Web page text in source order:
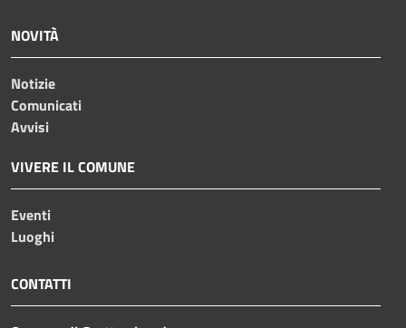
NOVITÀ
Notizie
Comunicati
Avvisi
VIVERE IL COMUNE
Eventi
Luoghi
CONTATTI